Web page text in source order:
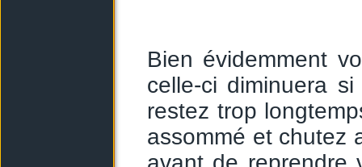
Bien évidemment
celle-ci diminuera
restez trop
assommé et chutez